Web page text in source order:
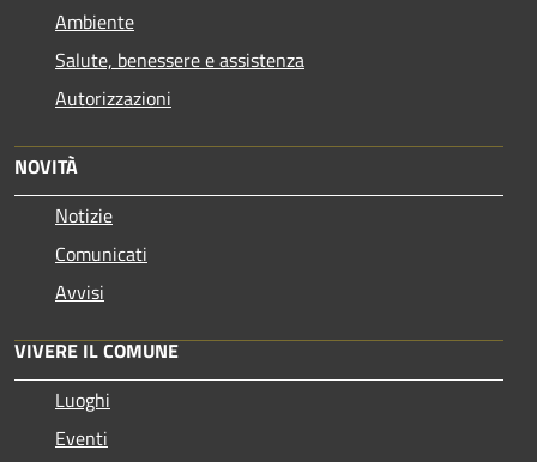
Ambiente
Salute, benessere e assistenza
Autorizzazioni
NOVITÀ
Notizie
Comunicati
Avvisi
VIVERE IL COMUNE
Luoghi
Eventi